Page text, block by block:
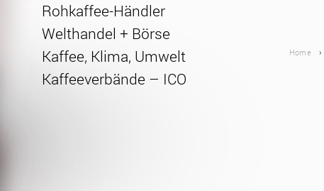
Home ›
Rohkaffee-Händler
Welthandel + Börse
Kaffee, Klima, Umwelt
Kaffeeverbände – ICO